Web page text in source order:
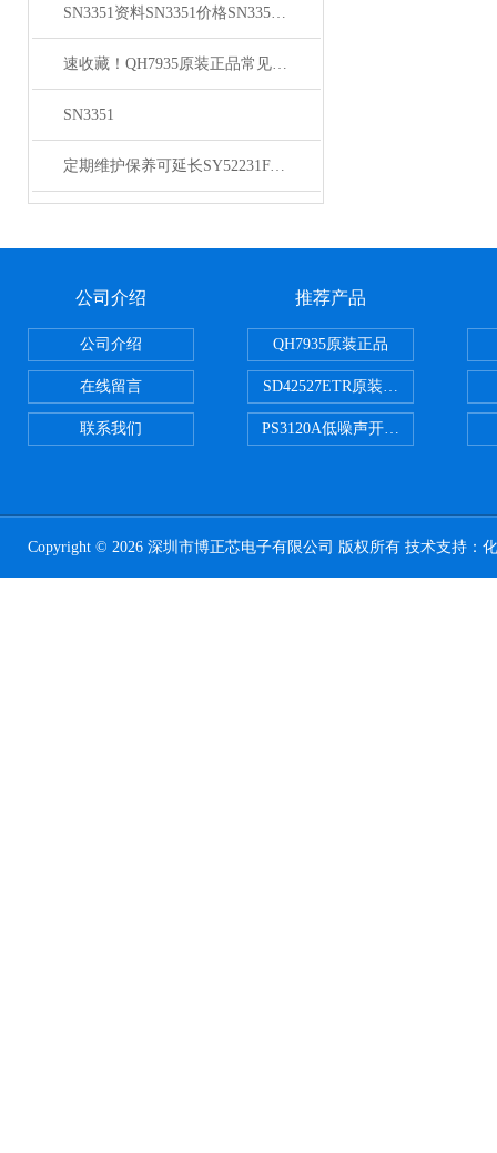
SN3351资料SN3351价格SN3351光正伟业电子
速收藏！QH7935原装正品常见故障的解决方法分享
SN3351
定期维护保养可延长SY52231FAC原装正品的使用寿命
公司介绍
公司介绍
在线留言
联系我们
推荐产品
QH7935原装正品
SD42527ETR原装正品
PS3120A低噪声开关电容器原装正
Copyright © 2026 深圳市博正芯电子有限公司 版权所有 技术支持：